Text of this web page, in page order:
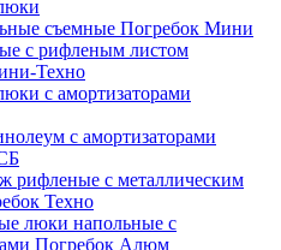
съемные Погребок Мини
с рифленым листом
Техно
с амортизаторами
с амортизаторами
рифленые с металлическим
Техно
люки напольные с
Погребок Алюм